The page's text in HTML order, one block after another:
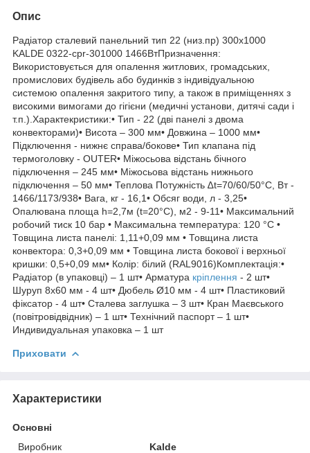
Опис
Радіатор сталевий панельний тип 22 (низ.пр) 300х1000
KALDE 0322-cpr-301000 1466ВтПризначення:
Використовується для опалення житлових, громадських,
промислових будівель або будинків з індивідуальною
системою опалення закритого типу, а також в приміщеннях з
високими вимогами до гігієни (медичні установи, дитячі сади і
т.п.).Характекристики:• Тип - 22 (дві панелі з двома
конвекторами)• Висота – 300 мм• Довжина – 1000 мм•
Підключення - нижнє справа/бокове• Тип клапана під
термоголовку - OUTER• Міжосьова відстань бічного
підключення – 245 мм• Міжосьова відстань нижнього
підключення – 50 мм• Теплова Потужність ∆t=70/60/50°C, Вт -
1466/1173/938• Вага, кг - 16,1• Обсяг води, л - 3,25•
Опалювана площа h=2,7м (t=20°C), м2 - 9-11• Максимальний
робочий тиск 10 бар • Максимальна температура: 120 °С •
Товщина листа панелі: 1,11+0,09 мм • Товщина листа
конвектора: 0,3+0,09 мм • Товщина листа бокової і верхньої
кришки: 0,5+0,09 мм• Колір: білий (RAL9016)Комплектація:•
Радіатор (в упаковці) – 1 шт• Арматура кріплення ‐ 2 шт•
Шуруп 8х60 мм ‐ 4 шт• Дюбель Ø10 мм ‐ 4 шт• Пластиковий
фіксатор ‐ 4 шт• Сталева заглушка – 3 шт• Кран Маєвського
(повітровідвідник) – 1 шт• Технічний паспорт – 1 шт•
Индивидуальная упаковка – 1 шт
Приховати
Характеристики
Основні
Виробник
Kalde